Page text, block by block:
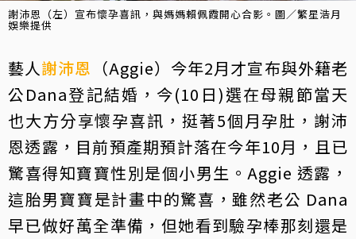
謝沛恩（左）宣布懷孕喜訊，與媽媽賴佩霞開心合影。圖／繁星浩月
娛樂提供
藝人謝沛恩 （Aggie）今年2月才宣布與外籍老
公Dana登記結婚，今(10日)選在母親節當天
也大方分享懷孕喜訊，挺著5個月孕肚，謝沛
恩透露，目前預產期預計落在今年10月，且已
驚喜得知寶寶性別是個小男生。Aggie 透露，
這胎男寶寶是計畫中的驚喜，雖然老公 Dana
早已做好萬全準備，但她看到驗孕棒那刻還是